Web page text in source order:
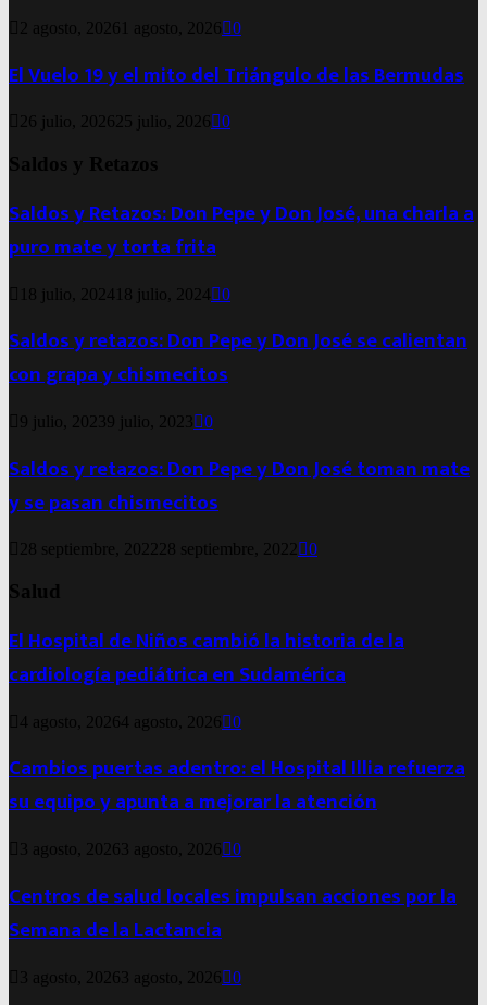
2 agosto, 2026 1 agosto, 2026 0
El Vuelo 19 y el mito del Triángulo de las Bermudas
26 julio, 202625 julio, 2026 0
Saldos y Retazos
Saldos y Retazos: Don Pepe y Don José, una charla a
puro mate y torta frita
18 julio, 2024 18 julio, 2024 0
Saldos y retazos: Don Pepe y Don José se calientan
con grapa y chismecitos
9 julio, 20239 julio, 2023 0
Saldos y retazos: Don Pepe y Don José toman mate
y se pasan chismecitos
28 septiembre, 202228 septiembre, 2022 0
Salud
El Hospital de Niños cambió la historia de la
cardiología pediátrica en Sudamérica
4 agosto, 20264 agosto, 2026 0
Cambios puertas adentro: el Hospital Illia refuerza
su equipo y apunta a mejorar la atención
3 agosto, 2026 3 agosto, 2026 0
Centros de salud locales impulsan acciones por la
Semana de la Lactancia
3 agosto, 2026 3 agosto, 2026 0